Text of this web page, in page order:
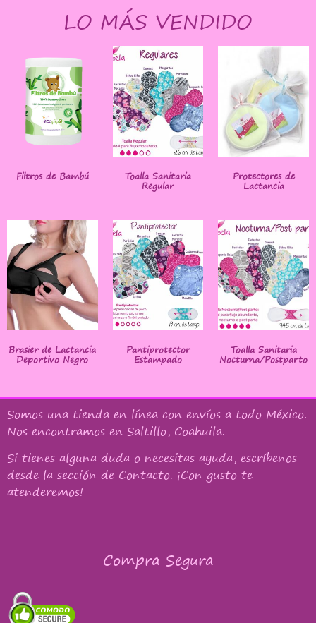
LO MÁS VENDIDO
Filtros de Bambú Toalla Sanitaria
Regular
Protectores de
Lactancia
Brasier de Lactancia
Deportivo Negro
Pantiprotector
Estampado
Toalla Sanitaria
Nocturna/Postparto
Somos una tienda en línea con envíos a todo México.
Nos encontramos en Saltillo, Coahuila.
Si tienes alguna duda o necesitas ayuda, escríbenos
desde la sección de Contacto. ¡Con gusto te
atenderemos!
Compra Segura